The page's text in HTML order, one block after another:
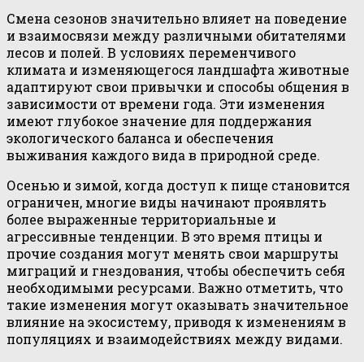
Смена сезонов значительно влияет на поведение
и взаимосвязи между различными обитателями
лесов и полей. В условиях переменчивого
климата и изменяющегося ландшафта животные
адаптируют свои привычки и способы общения в
зависимости от времени года. Эти изменения
имеют глубокое значение для поддержания
экологического баланса и обеспечения
выживания каждого вида в природной среде.
Осенью и зимой, когда доступ к пище становится
ограничен, многие виды начинают проявлять
более выраженные территориальные и
агрессивные тенденции. В это время птицы и
прочие создания могут менять свои маршруты
миграций и гнездования, чтобы обеспечить себя
необходимыми ресурсами. Важно отметить, что
такие изменения могут оказывать значительное
влияние на экосистему, приводя к изменениям в
популяциях и взаимодействиях между видами.